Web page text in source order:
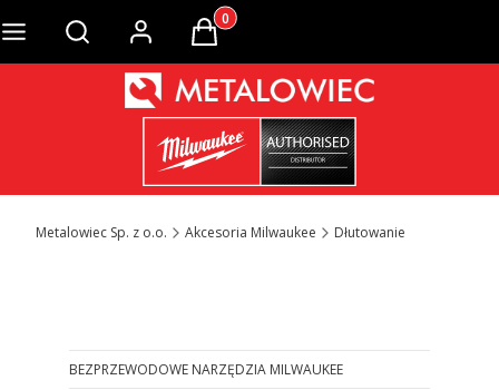
Otwórz wyszukiwarkęProdukty w koszyku: 0. Zobacz
Metalowiec Sp. z o.o. Akcesoria Milwaukee Dłutowanie
BEZPRZEWODOWE NARZĘDZIA MILWAUKEE